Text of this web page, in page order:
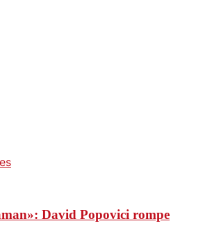
David Popovici rompe